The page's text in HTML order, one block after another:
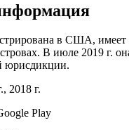
в США,
В июле 2019 г.
юрисдикции.
2018 г.
Play